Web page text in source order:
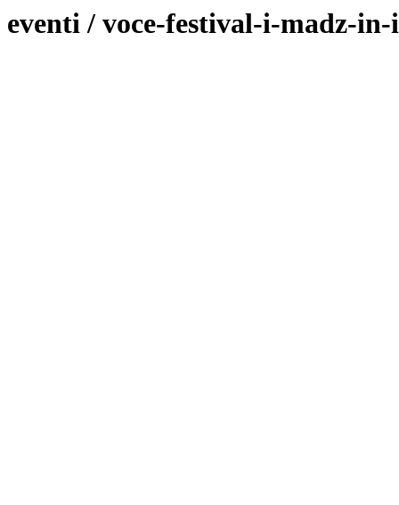
eventi / voce-festival-i-madz-